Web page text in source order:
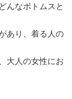
んなボトムスと
あり、着る人の
大人の女性にお